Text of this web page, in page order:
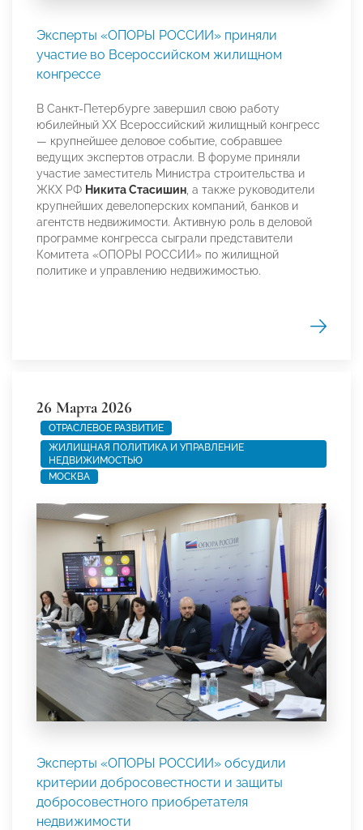
Эксперты «ОПОРЫ РОССИИ» приняли
участие во Всероссийском жилищном
конгрессе
В Санкт-Петербурге завершил свою работу
юбилейный XX Всероссийский жилищный конгресс
— крупнейшее деловое событие, собравшее
ведущих экспертов отрасли. В форуме приняли
участие заместитель Министра строительства и
ЖКХ РФ Никита Стасишин, а также руководители
крупнейших девелоперских компаний, банков и
агентств недвижимости. Активную роль в деловой
программе конгресса сыграли представители
Комитета «ОПОРЫ РОССИИ» по жилищной
политике и управлению недвижимостью.
26 Марта 2026
ОТРАСЛЕВОЕ РАЗВИТИЕ
ЖИЛИЩНАЯ ПОЛИТИКА И УПРАВЛЕНИЕ
НЕДВИЖИМОСТЬЮ
МОСКВА
Эксперты «ОПОРЫ РОССИИ» обсудили
критерии добросовестности и защиты
добросовестного приобретателя
недвижимости